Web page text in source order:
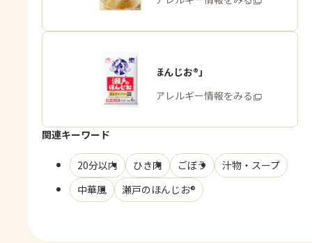
「瀬戸のほんじお®」
商品・アレルギー情報をみる
関連キーワード
20分以内 ひき肉 ごぼう
汁物・スープ
中華風
瀬戸のほんじお®